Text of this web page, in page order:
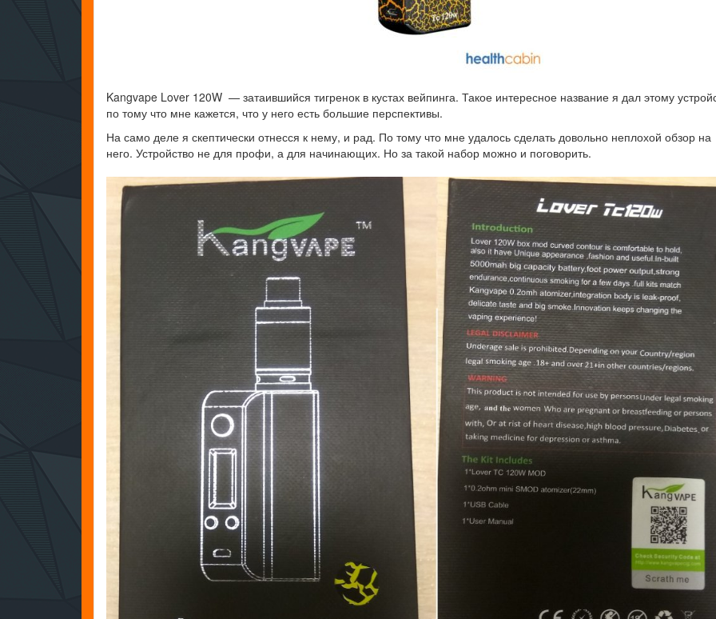
Kangvape Lover 120W — затаившийся тигренок в кустах вейпинга. Такое интересное название я дал этому
по тому что мне кажется, что у него есть большие перспективы.
На само деле я скептически отнесся к нему, и рад. По тому что мне удалось сделать довольно неплохой обзор на
него. Устройство не для профи, а для начинающих. Но за такой набор можно и поговорить.